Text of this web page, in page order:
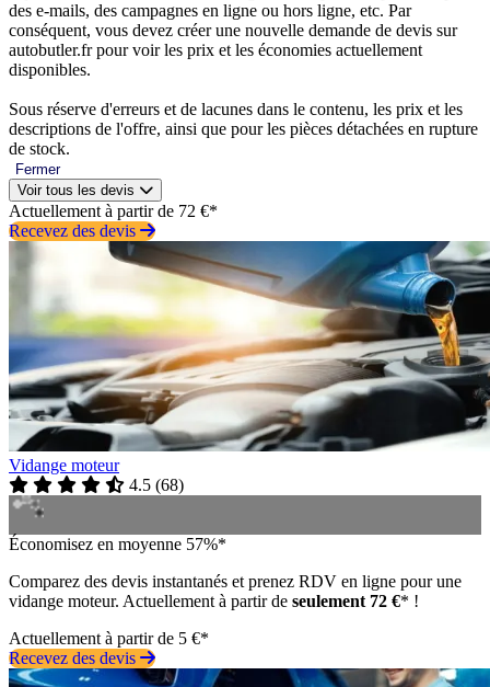
des e-mails, des campagnes en ligne ou hors ligne, etc. Par
conséquent, vous devez créer une nouvelle demande de devis sur
autobutler.fr pour voir les prix et les économies actuellement
disponibles.
Sous réserve d'erreurs et de lacunes dans le contenu, les prix et les
descriptions de l'offre, ainsi que pour les pièces détachées en rupture
de stock.
Fermer
Voir tous les devis
Actuellement à partir de 72 €*
Recevez des devis
Vidange moteur
4.5 (68)
Économisez en moyenne 57%*
Comparez des devis instantanés et prenez RDV en ligne pour une
vidange moteur. Actuellement à partir de seulement 72 €* !
Actuellement à partir de 5 €*
Recevez des devis